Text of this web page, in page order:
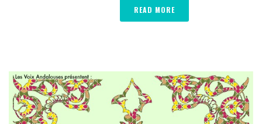
READ MORE